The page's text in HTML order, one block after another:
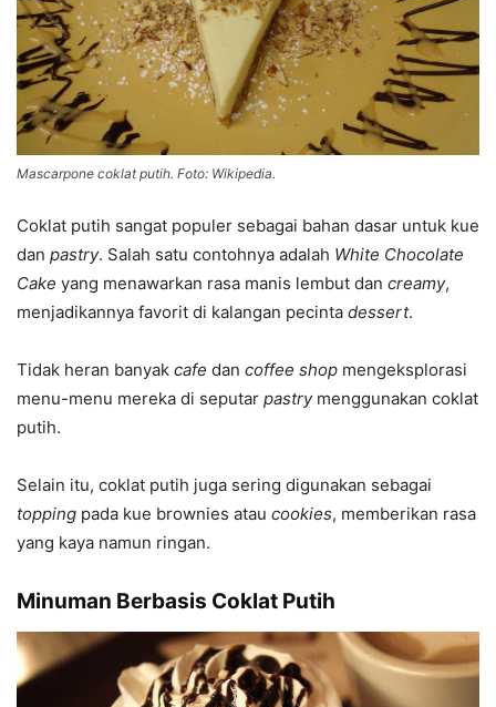
Mascarpone coklat putih. Foto: Wikipedia.
Coklat putih sangat populer sebagai bahan dasar untuk kue
dan pastry. Salah satu contohnya adalah White Chocolate
Cake yang menawarkan rasa manis lembut dan creamy,
menjadikannya favorit di kalangan pecinta dessert.
Tidak heran banyak cafe dan coffee shop mengeksplorasi
menu-menu mereka di seputar pastry menggunakan coklat
putih.
Selain itu, coklat putih juga sering digunakan sebagai
topping pada kue brownies atau cookies, memberikan rasa
yang kaya namun ringan.
Minuman Berbasis Coklat Putih